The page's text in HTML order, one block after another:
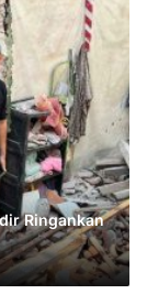
Ringankan